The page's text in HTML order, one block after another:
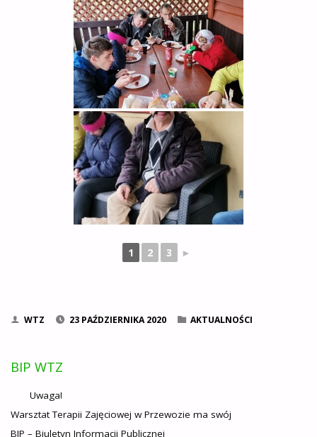
1 2 3 ►
WTZ 23 PAŹDZIERNIKA 2020 AKTUALNOŚCI
BIP WTZ
Uwaga!
Warsztat Terapii Zajęciowej w Przewozie ma swój
BIP – Biuletyn Informacji Publicznej